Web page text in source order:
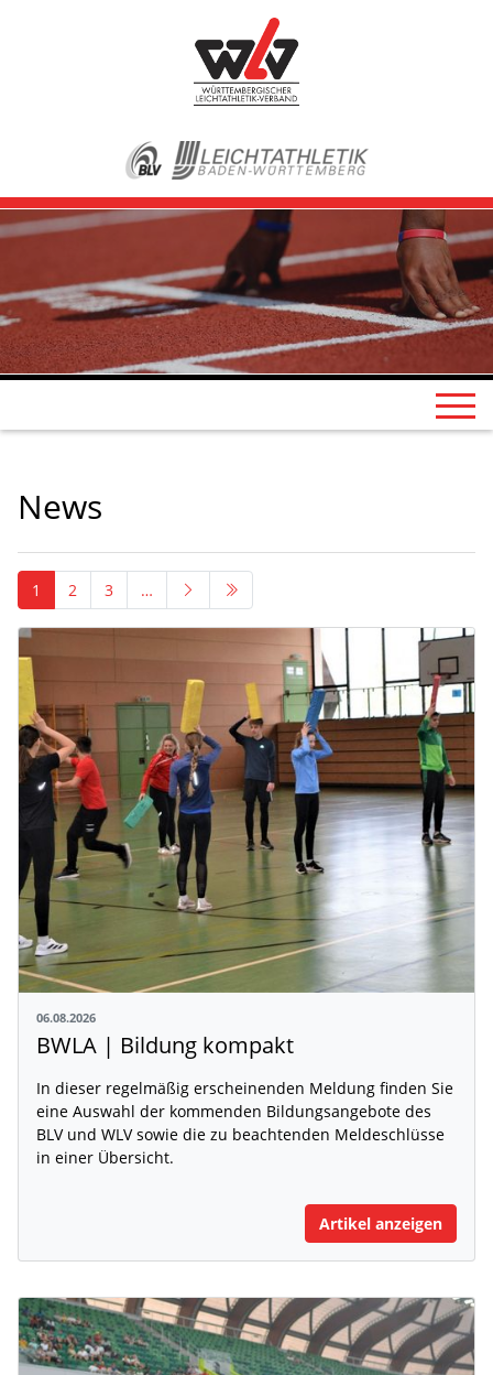
News
1 2 3 …
06.08.2026
BWLA | Bildung kompakt
In dieser regelmäßig erscheinenden Meldung finden Sie
eine Auswahl der kommenden Bildungsangebote des
BLV und WLV sowie die zu beachtenden Meldeschlüsse
in einer Übersicht.
Artikel anzeigen